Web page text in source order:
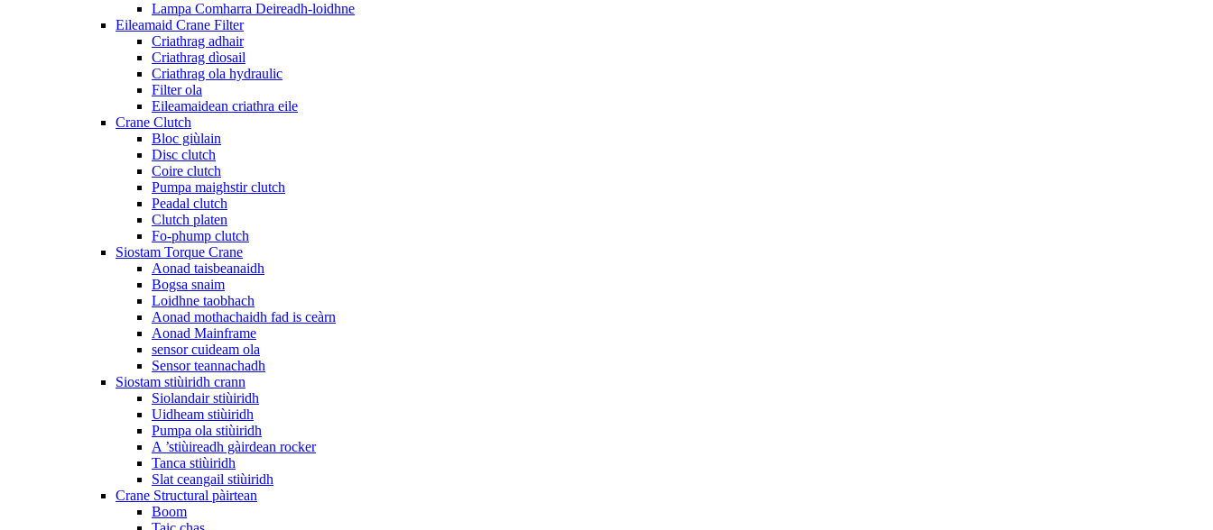
Lampa Comharra Deireadh-loidhne
Eileamaid Crane Filter
Criathrag adhair
Criathrag dìosail
Criathrag ola hydraulic
Filter ola
Eileamaidean criathra eile
Crane Clutch
Bloc giùlain
Disc clutch
Coire clutch
Pumpa maighstir clutch
Peadal clutch
Clutch platen
Fo-phump clutch
Siostam Torque Crane
Aonad taisbeanaidh
Bogsa snaim
Loidhne taobhach
Aonad mothachaidh fad is ceàrn
Aonad Mainframe
sensor cuideam ola
Sensor teannachadh
Siostam stiùiridh crann
Siolandair stiùiridh
Uidheam stiùiridh
Pumpa ola stiùiridh
A ’stiùireadh gàirdean rocker
Tanca stiùiridh
Slat ceangail stiùiridh
Crane Structural pàirtean
Boom